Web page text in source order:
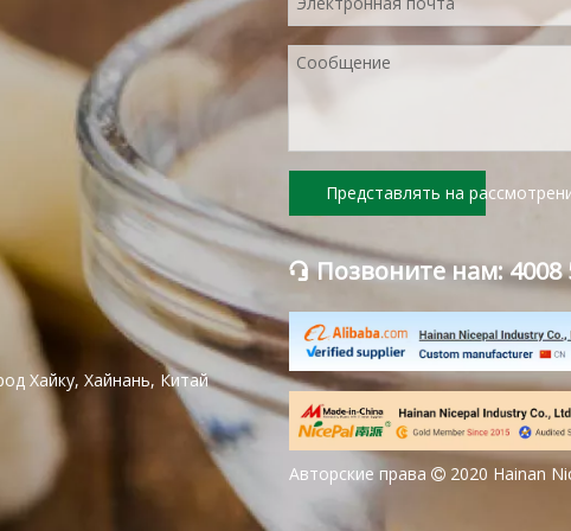
Хайку, Хайнань, Китай
Представлять на
Позвоните нам: 4008
Авторские права  2020 Hainan